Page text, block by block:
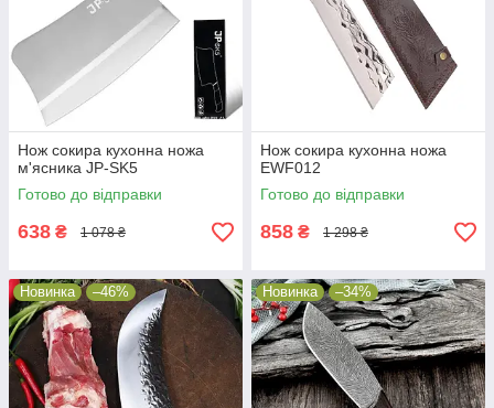
Нож сокира кухонна ножа
м'ясника JP-SK5
Готово до відправки
638 ₴ 1 078 ₴
Нож сокира кухонна ножа
EWF012
Готово до відправки
858 ₴ 1 298 ₴
Новинка –46% Новинка –34%